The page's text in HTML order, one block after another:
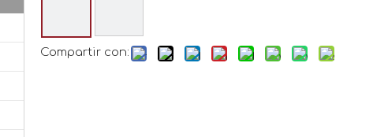
Compartir con: